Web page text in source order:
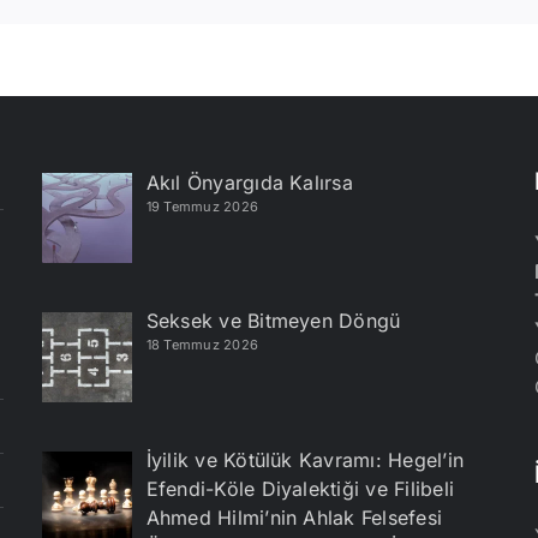
Akıl Önyargıda Kalırsa
19 Temmuz 2026
Seksek ve Bitmeyen Döngü
18 Temmuz 2026
İyilik ve Kötülük Kavramı: Hegel’in
Efendi-Köle Diyalektiği ve Filibeli
Ahmed Hilmi’nin Ahlak Felsefesi